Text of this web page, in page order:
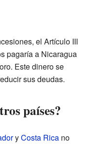
el Artículo III
pagaría a Nicaragua
Este dinero se
sus deudas.
países?
yCosta Rica no